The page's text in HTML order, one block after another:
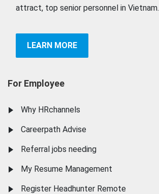
attract, top senior personnel in Vietnam.
LEARN MORE
For Employee
Why HRchannels
Careerpath Advise
Referral jobs needing
My Resume Management
Register Headhunter Remote